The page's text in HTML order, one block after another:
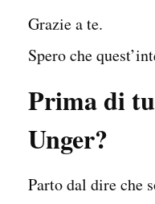
Grazie a te.
Spero che
Prima di
Unger?
Parto dal dire che